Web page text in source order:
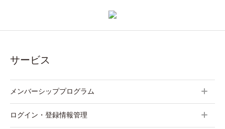
サービス
メンバーシッププログラム
ログイン・登録情報管理